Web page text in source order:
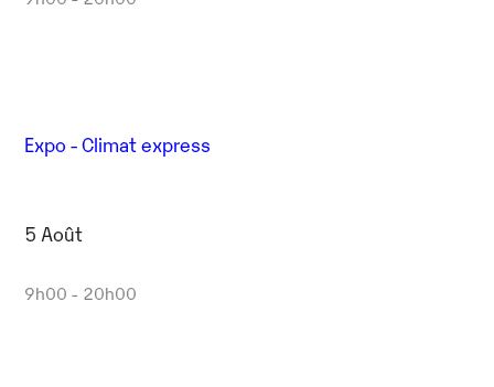
Expo - Climat express
5 Août
9h00 - 20h00